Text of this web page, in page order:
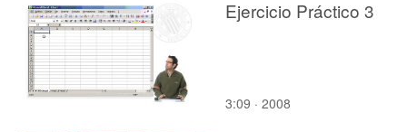
Ejercicio Práctico 3
3:09 · 2008